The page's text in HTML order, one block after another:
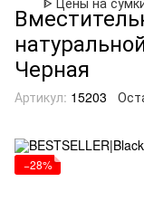
Черная
Артикул: 15203
−28%